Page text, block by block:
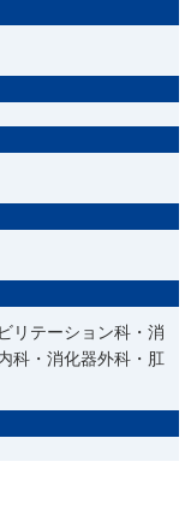
リテーション科・消
科・消化器外科・肛